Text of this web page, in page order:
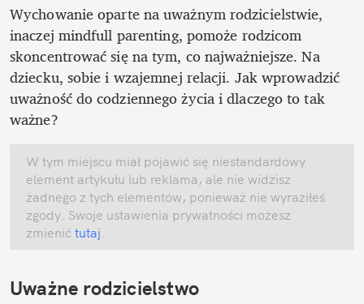
Wychowanie oparte na uważnym rodzicielstwie,
inaczej mindfull parenting, pomoże rodzicom
skoncentrować się na tym, co najważniejsze. Na
dziecku, sobie i wzajemnej relacji. Jak wprowadzić
uważność do codziennego życia i dlaczego to tak
ważne?
W tym miejscu miał pojawić się niestandardowy
element artykułu lub reklama, ale nie widzisz
żadnego z tych elementów, ponieważ nie wyraziłeś
zgody. Swoje ustawienia prywatności możesz
zmienić tutaj
Uważne rodzicielstwo